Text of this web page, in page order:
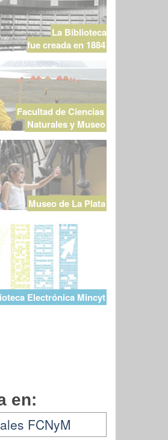
La Biblioteca
fue creada en 1884
Facultad de Ciencias
Naturales y Museo
Museo de La Plata
Electrónica Mincyt
en:
FCNyM